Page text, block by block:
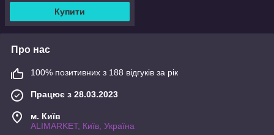
Купити
Про нас
100% позитивних з 188 відгуків за рік
Працює з 28.03.2023
м. Київ
ALIMARKET, Київ, Україна